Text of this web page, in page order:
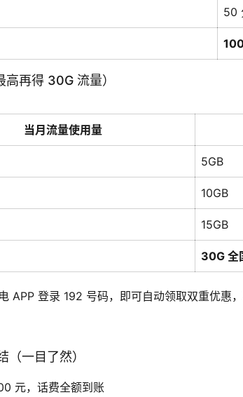
50
高再得 30G 流量）
当月流量使用量
5GB
10GB
15GB
30G 全
APP 登录 192 号码，即可自动领取双重优惠
（一目了然）
元，话费全额到账